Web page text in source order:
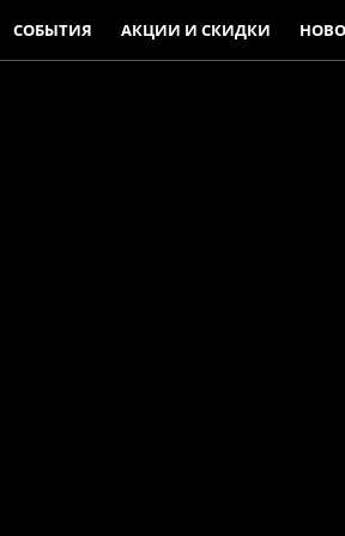
СОБЫТИЯ АКЦИИ И СКИДКИ